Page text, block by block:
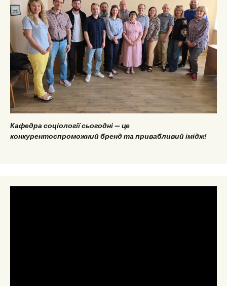
Кафедра соціології сьогодні — це
конкурентоспроможний бренд та привабливий імідж!